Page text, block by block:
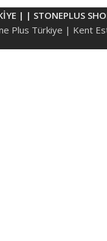
| | STONEPLUS
Plus Türkiye | Kent